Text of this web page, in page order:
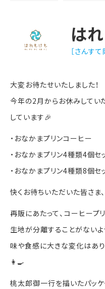
は
［さんす
大変お待たせいたしました！
今年の2月からお休みしてい
しています🎉
・おなかまプリンコーヒー
・ おなかまプリン4種類4個セ
・おなかまプリン4種類8個セ
快くお待ちいただいた皆さま
再販にあたって、コーヒープ
生地が分離することがない
味や食感に大きな変化はあり
👩‍🍳
桃太郎御一行を描いたパッ